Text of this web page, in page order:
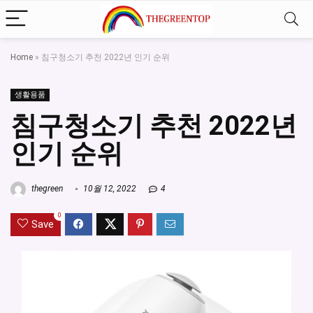
Home » 침구청소기 추천 2022년 인기 순위
생활용품
침구청소기 추천 2022년
인기 순위
thegreen 10월 12, 2022 4
Save
0